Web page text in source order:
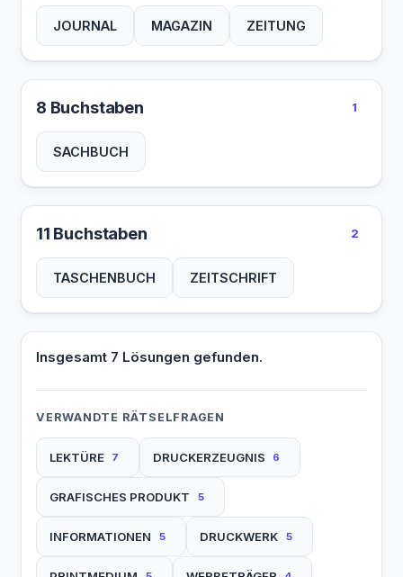
JOURNAL MAGAZIN ZEITUNG
8 Buchstaben 1
SACHBUCH
11 Buchstaben 2
TASCHENBUCH ZEITSCHRIFT
Insgesamt 7 Lösungen gefunden.
VERWANDTE RÄTSELFRAGEN
LEKTÜRE 7 DRUCKERZEUGNIS 6
GRAFISCHES PRODUKT 5
INFORMATIONEN 5 DRUCKWERK 5